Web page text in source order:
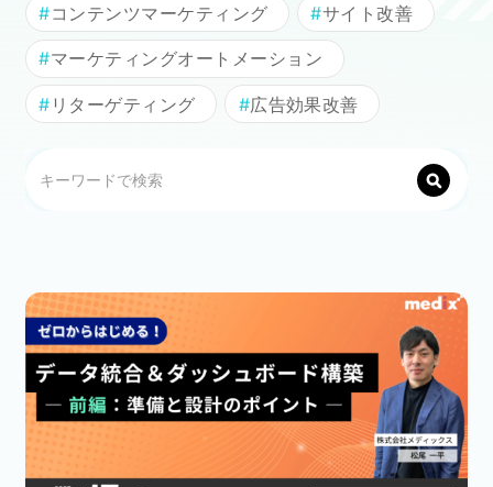
実績・事例
セミナー
株式会社メディックス
プライバシーポリシー
コンテンツマーケティング サイト改善
マーケティングオートメーション
リターゲティング 広告効果改善